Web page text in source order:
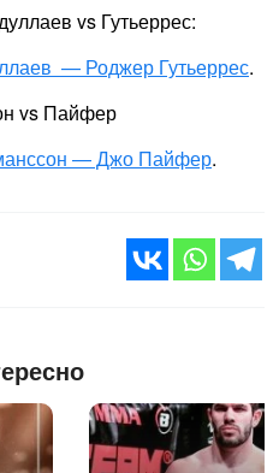
vs Гутьеррес:
— Роджер Гутьеррес.
vs Пайфер
— Джо Пайфер.